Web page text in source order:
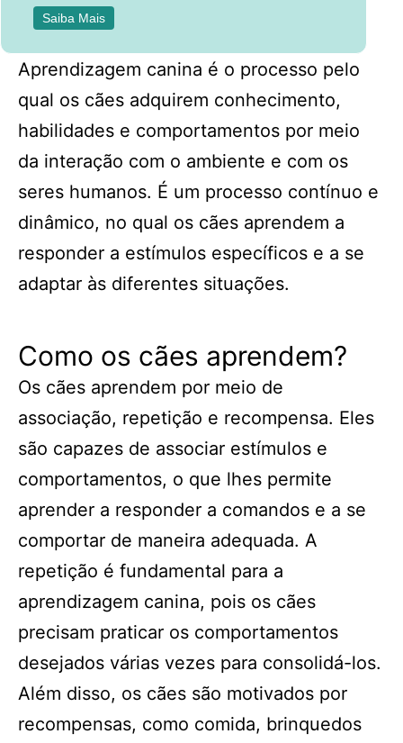
Saiba Mais
Aprendizagem canina é o processo pelo
qual os cães adquirem conhecimento,
habilidades e comportamentos por meio
da interação com o ambiente e com os
seres humanos. É um processo contínuo e
dinâmico, no qual os cães aprendem a
responder a estímulos específicos e a se
adaptar às diferentes situações.
Como os cães aprendem?
Os cães aprendem por meio de
associação, repetição e recompensa. Eles
são capazes de associar estímulos e
comportamentos, o que lhes permite
aprender a responder a comandos e a se
comportar de maneira adequada. A
repetição é fundamental para a
aprendizagem canina, pois os cães
precisam praticar os comportamentos
desejados várias vezes para consolidá-los.
Além disso, os cães são motivados por
recompensas, como comida, brinquedos